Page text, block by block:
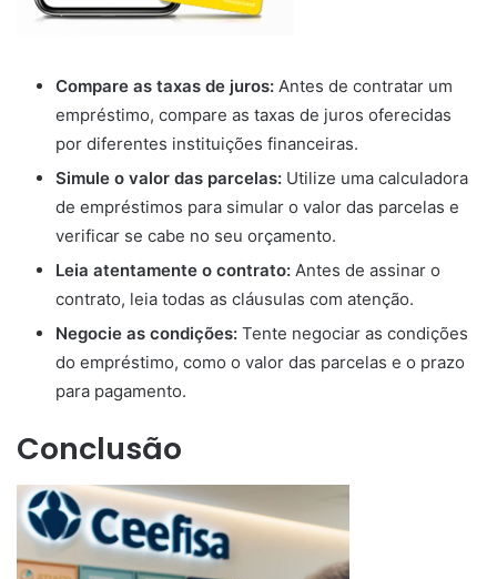
Compare as taxas de juros: Antes de contratar um
empréstimo, compare as taxas de juros oferecidas
por diferentes instituições financeiras.
Simule o valor das parcelas: Utilize uma calculadora
de empréstimos para simular o valor das parcelas e
verificar se cabe no seu orçamento.
Leia atentamente o contrato: Antes de assinar o
contrato, leia todas as cláusulas com atenção.
Negocie as condições: Tente negociar as condições
do empréstimo, como o valor das parcelas e o prazo
para pagamento.
Conclusão